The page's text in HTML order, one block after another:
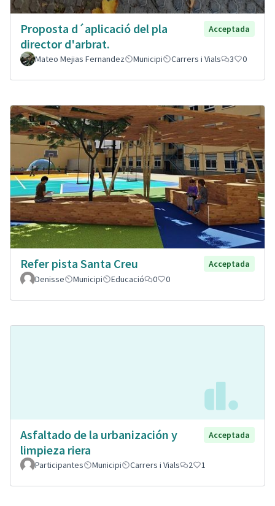
Proposta d´aplicació del pla
director d'arbrat.
Acceptada
Mateo Mejias Fernandez Municipi Carrers i Vials 3 0
Refer pista Santa Creu
Acceptada
Denisse
Municipi Educació 0 0
Asfaltado de la urbanización y
limpieza riera
Acceptada
Participantes Municipi Carrers i Vials 2 1